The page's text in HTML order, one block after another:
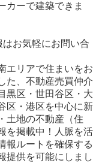
カーで建築できま
お気軽にお問い合
エリアで住まいをお
た、不動産売買仲介
黒区・世田谷区・大
区・港区を中心に新
土地の不動産（住
を掲載中！人脈を活
報ルートを確保する
提供を可能にしまし